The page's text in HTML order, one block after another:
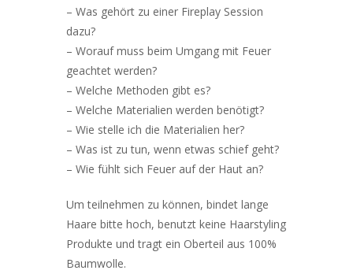
– Was gehört zu einer Fireplay Session
dazu?
– Worauf muss beim Umgang mit Feuer
geachtet werden?
– Welche Methoden gibt es?
– Welche Materialien werden benötigt?
– Wie stelle ich die Materialien her?
– Was ist zu tun, wenn etwas schief geht?
– Wie fühlt sich Feuer auf der Haut an?
Um teilnehmen zu können, bindet lange
Haare bitte hoch, benutzt keine Haarstyling
Produkte und tragt ein Oberteil aus 100%
Baumwolle.